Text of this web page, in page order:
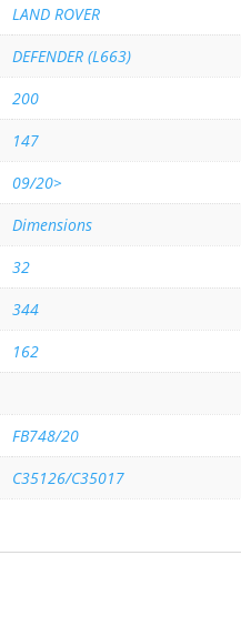
LAND ROVER
DEFENDER (L663)
200
147
09/20>
Dimensions
32
344
162
FB748/20
C35126/C35017